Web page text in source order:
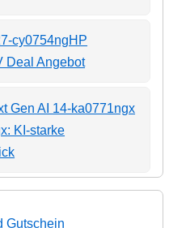
HP
Deal Angebot
KI-starke